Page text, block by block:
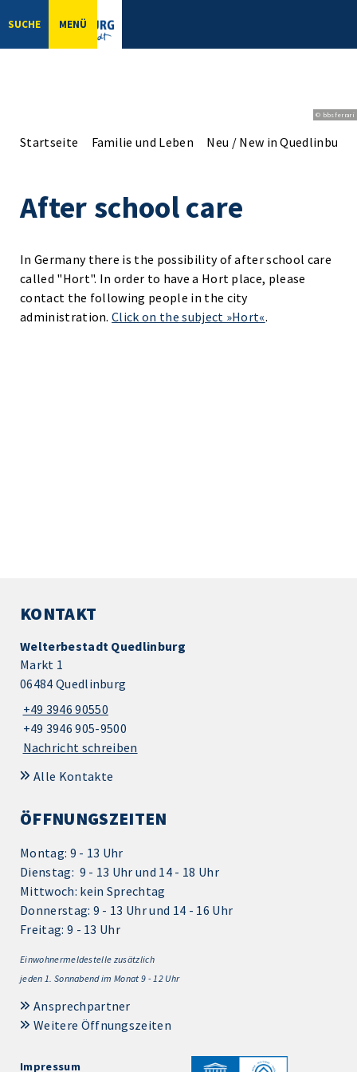
SUCHE MENÜ
© bbsferrari
Startseite Familie und Leben Neu / New in Quedlinburg
After school care
In Germany there is the possibility of after school care
called "Hort". In order to have a Hort place, please
contact the following people in the city
administration.Click on the subject »Hort«.
KONTAKT
Welterbestadt Quedlinburg
Markt 1
06484 Quedlinburg
+49 3946 90550
+49 3946 905-9500
Nachricht schreiben
Alle Kontakte
ÖFFNUNGSZEITEN
Montag: 9 - 13 Uhr
Dienstag: 9 - 13 Uhr und 14 - 18 Uhr
Mittwoch: kein Sprechtag
Donnerstag: 9 - 13 Uhr und 14 - 16 Uhr
Freitag: 9 - 13 Uhr
Einwohnermeldestelle zusätzlich
jeden 1. Sonnabend im Monat 9 - 12 Uhr
Ansprechpartner
Weitere Öffnungszeiten
Impressum